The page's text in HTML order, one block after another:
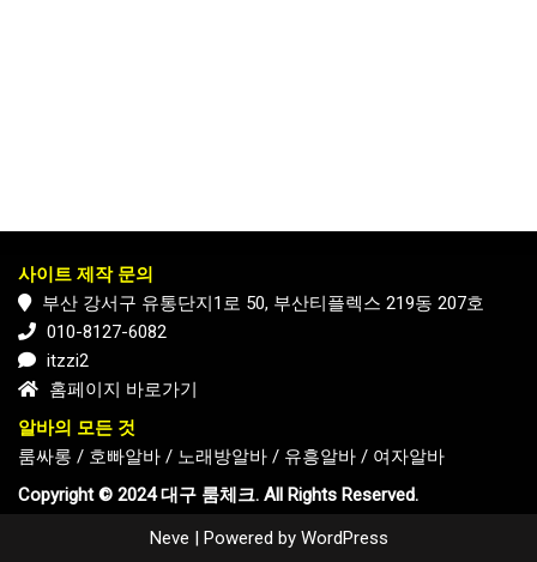
사이트 제작 문의
부산 강서구 유통단지1로 50, 부산티플렉스 219동 207호
010-8127-6082
itzzi2
홈페이지 바로가기
알바의 모든 것
룸싸롱 / 호빠알바 / 노래방알바 / 유흥알바 / 여자알바
Copyright © 2024 대구 룸체크. All Rights Reserved.
Neve | Powered by WordPress